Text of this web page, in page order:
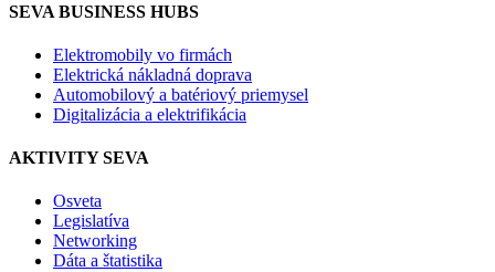
SEVA BUSINESS HUBS
Elektromobily vo firmách
Elektrická nákladná doprava
Automobilový a batériový priemysel
Digitalizácia a elektrifikácia
AKTIVITY SEVA
Osveta
Legislatíva
Networking
Dáta a štatistika